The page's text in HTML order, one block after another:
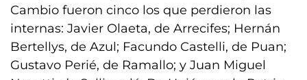
Cambio fueron cinco los que perdieron las
internas: Javier Olaeta, de Arrecifes; Hernán
Bertellys, de Azul; Facundo Castelli, de Puan;
Gustavo Perié, de Ramallo; y Juan Miguel